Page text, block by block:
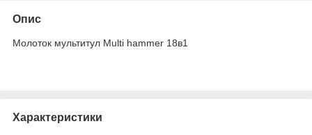
Опис
Молоток мультитул Multi hammer 18в1
Характеристики